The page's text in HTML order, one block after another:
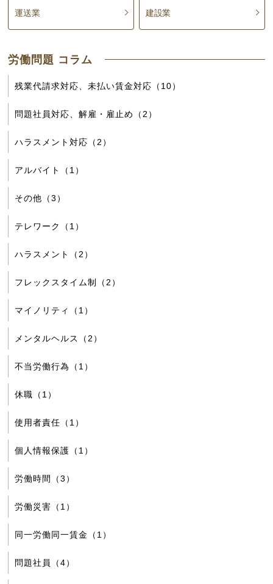
運送業 建設業
労働問題 コラム
残業代請求対応、未払い賃金対応（10）
問題社員対応、解雇・雇止め（2）
ハラスメント対応（2）
アルバイト（1）
その他（3）
テレワーク（1）
ハラスメント（2）
フレックスタイム制（2）
マイノリティ（1）
メンタルヘルス（2）
不当労働行為（1）
休職（1）
使用者責任（1）
個人情報保護（1）
労働時間（3）
労働災害（1）
同一労働同一賃金（1）
問題社員（4）